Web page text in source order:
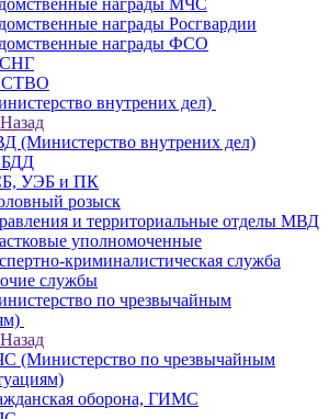
награды МЧС
награды Росгвардии
награды ФСО
внутрених дел)
Назад
(Министерство внутрених дел)
УЭБ и ПК
розыск
и территориальные отделы МВД
уполномоченные
криминалистическая служба
службы
по чрезвычайным
Назад
(Министерство по чрезвычайным
оборона, ГИМС